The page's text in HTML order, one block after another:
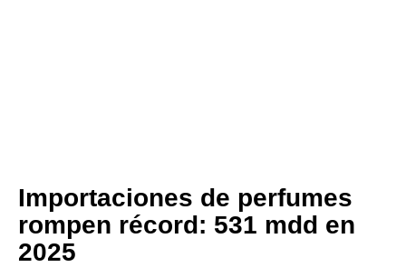
Importaciones de perfumes
rompen récord: 531 mdd en
2025